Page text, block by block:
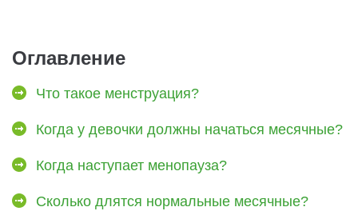
Оглавление
Что такое менструация?
Когда у девочки должны начаться месячные?
Когда наступает менопауза?
Сколько длятся нормальные месячные?